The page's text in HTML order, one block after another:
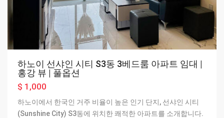
하노이 선샤인 시티 S3동 3베드룸 아파트 임대 |
홍강 뷰 | 풀옵션
$ 1,000
하노이에서 한국인 거주 비율이 높은 인기 단지, 선샤인 시티
(Sunshine City) S3동에 위치한 쾌적한 아파트를 소개합니다.